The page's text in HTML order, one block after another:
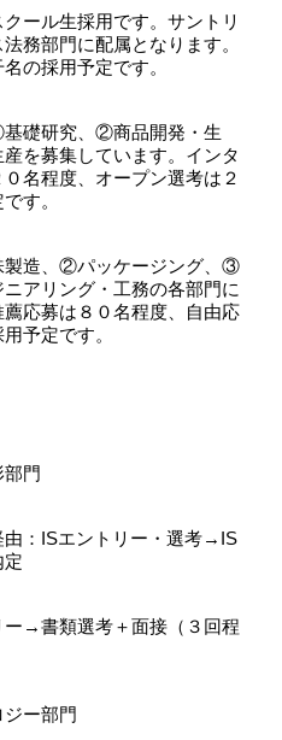
ール生採用です。サントリ
務部門に配属となります。
の採用予定です。
礎研究、②商品開発・生
を募集しています。インタ
名程度、オープン選考は２
す。
製造、②パッケージング、③
アリング・工務の各部門に
応募は８０名程度、自由応
予定です。
部門
由：ISエントリー・選考→IS
ー→書類選考＋面接（３回程
ー部門